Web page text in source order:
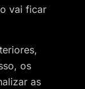
vai ficar
os
as